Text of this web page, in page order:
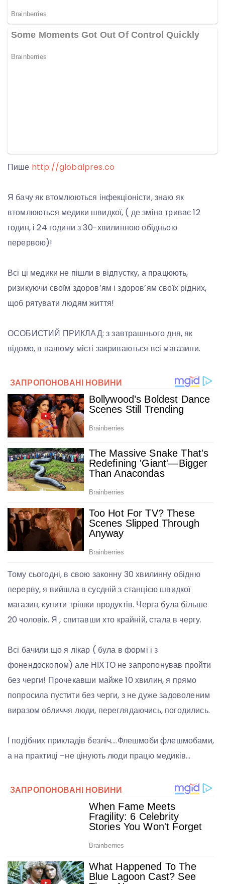
Пише http://globalpres.co
Я бачу як втомлюються інфекціоністи, знаю як
втомлюються медики швидкої, ( де зміна триває 12
годин, і 24 години з 30-хвилинною обідньою
перервою)!
Всі ці медики не пішли в відпустку, а працюють,
ризикуючи своїм здоров’ям і здоров’ям своїх рідних,
щоб рятувати людям життя!
ОСОБИСТИЙ ПРИКЛАД: з завтрашнього дня, як
відомо, в нашому місті закриваються всі магазини.
Тому сьогодні, в свою законну 30 хвилинну обідню
перерву, я вийшла в сусдній з станцією швидкої
магазин, купити трішки продуктів. Черга була більше
20 чоловік. Я , спитавши хто крайній, стала в чергу.
Всі бачили що я лікар ( була в формі і з
фонендоскопом) але НІХТО не запропонував пройти
без черги! Прочекавши майже 10 хвилин, я прямо
попросила пустити без черги, з не дуже задоволеним
виразом обличчя люди, переглядаючись, погодились.
І подібних прикладів безліч….Флешмоби флешмобами,
а на практиці –не цінують люди працю медиків…